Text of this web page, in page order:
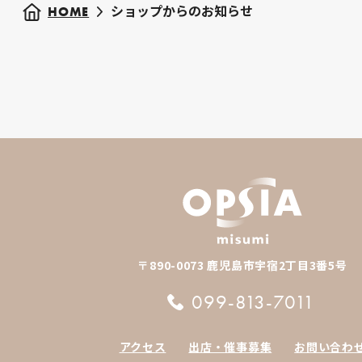
HOME ショップからのお知らせ
〒890-0073 鹿児島市宇宿2丁目3番5号
099-813-7011
アクセス 出店・催事募集 お問い合わ